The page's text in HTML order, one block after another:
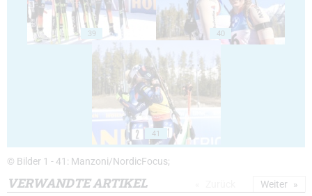
39 40
41
© Bilder 1 - 41: Manzoni/NordicFocus;
VERWANDTE ARTIKEL Weiter